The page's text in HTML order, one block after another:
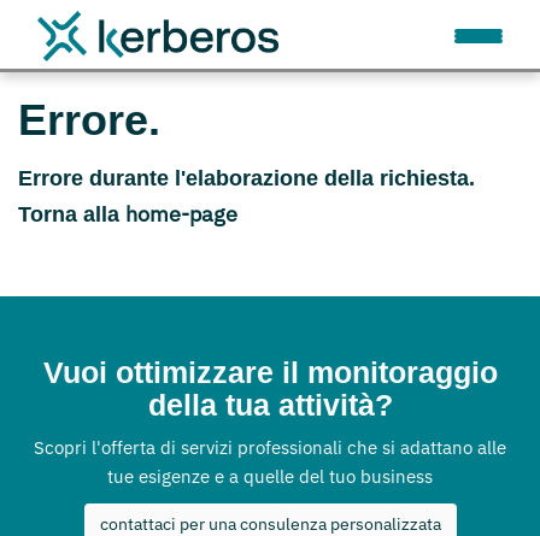
Errore.
Errore durante l'elaborazione della richiesta.
Torna alla home-page
Vuoi ottimizzare il monitoraggio
della tua attività?
Scopri l'offerta di servizi professionali che si adattano alle
tue esigenze e a quelle del tuo business
contattaci per una consulenza personalizzata